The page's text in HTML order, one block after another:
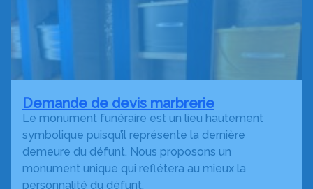
Demande de devis marbrerie
Le monument funéraire est un lieu hautement
symbolique puisqu’il représente la dernière
demeure du défunt. Nous proposons un
monument unique qui reflétera au mieux la
personnalité du défunt.